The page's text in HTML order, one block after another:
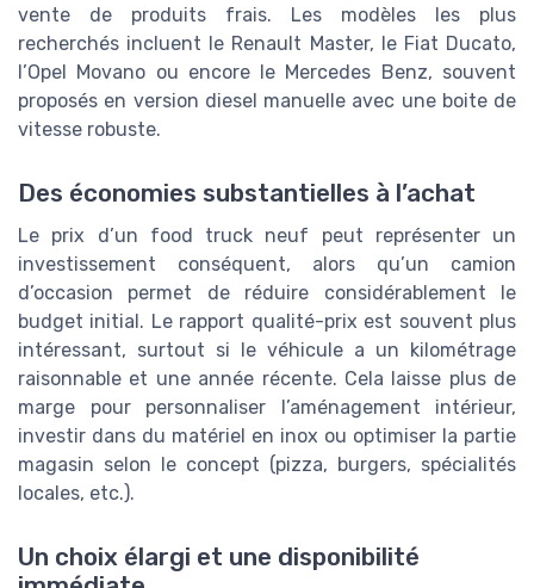
vente de produits frais. Les modèles les plus
recherchés incluent le Renault Master, le Fiat Ducato,
l’Opel Movano ou encore le Mercedes Benz, souvent
proposés en version diesel manuelle avec une boite de
vitesse robuste.
Des économies substantielles à l’achat
Le prix d’un food truck neuf peut représenter un
investissement conséquent, alors qu’un camion
d’occasion permet de réduire considérablement le
budget initial. Le rapport qualité-prix est souvent plus
intéressant, surtout si le véhicule a un kilométrage
raisonnable et une année récente. Cela laisse plus de
marge pour personnaliser l’aménagement intérieur,
investir dans du matériel en inox ou optimiser la partie
magasin selon le concept (pizza, burgers, spécialités
locales, etc.).
Un choix élargi et une disponibilité